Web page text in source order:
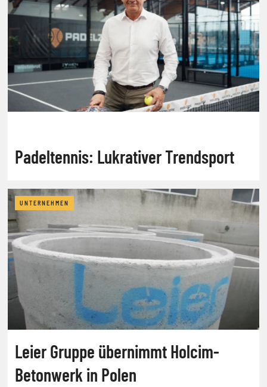
Padeltennis: Lukrativer Trendsport
UNTERNEHMEN
Leier Gruppe übernimmt Holcim-
Betonwerk in Polen